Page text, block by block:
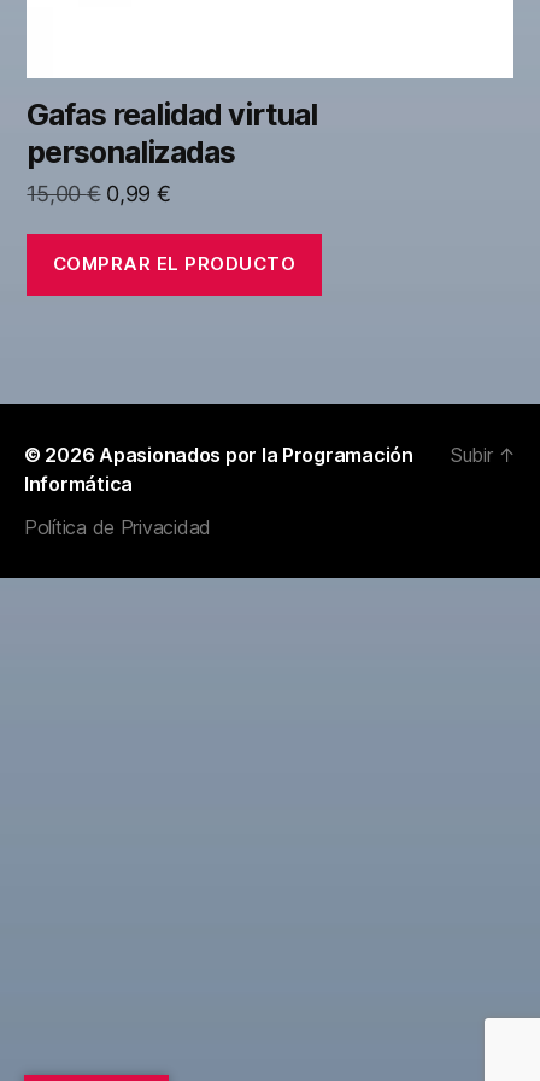
Gafas realidad virtual
personalizadas
15,00€ El
original
era:
0,99 €El
actual
es:
COMPRAR EL PRODUCTO
© 2026 Apasionados por la Programación
Informática
Política de Privacidad
Subir ↑